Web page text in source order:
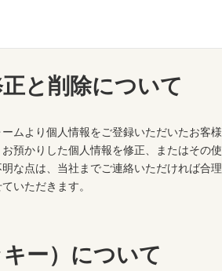
と削除について
ムより個人情報をご登録いただいたお客様
預かりした個人情報を修正、またはその使
な点は、当社までご連絡いただければ合理
いただきます。
ー）について